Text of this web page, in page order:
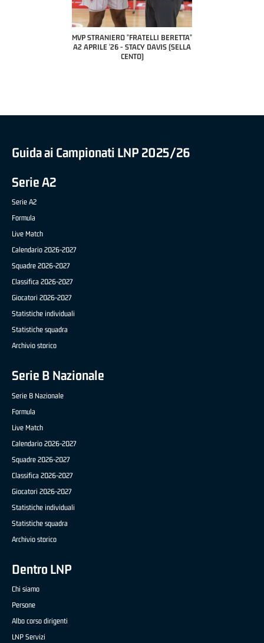
MVP STRANIERO "FRATELLI BERETTA"
A2 APRILE '26 - STACY DAVIS (SELLA
MVP "FRATELLI BERETTA"
DILAS B NAZIONALE APRILE
Guida ai Campionati LNP 2025/26
Serie A2
Serie A2
Formula
Live Match
Calendario 2026-2027
Squadre 2026-2027
Classifica 2026-2027
Giocatori 2026-2027
Statistiche individuali
Statistiche squadra
Archivio storico
Serie B Nazionale
Serie B Nazionale
Formula
Live Match
Calendario 2026-2027
Squadre 2026-2027
Classifica 2026-2027
Giocatori 2026-2027
Statistiche individuali
Statistiche squadra
Archivio storico
Dentro LNP
Chi siamo
Persone
Albo corso dirigenti
LNP Servizi